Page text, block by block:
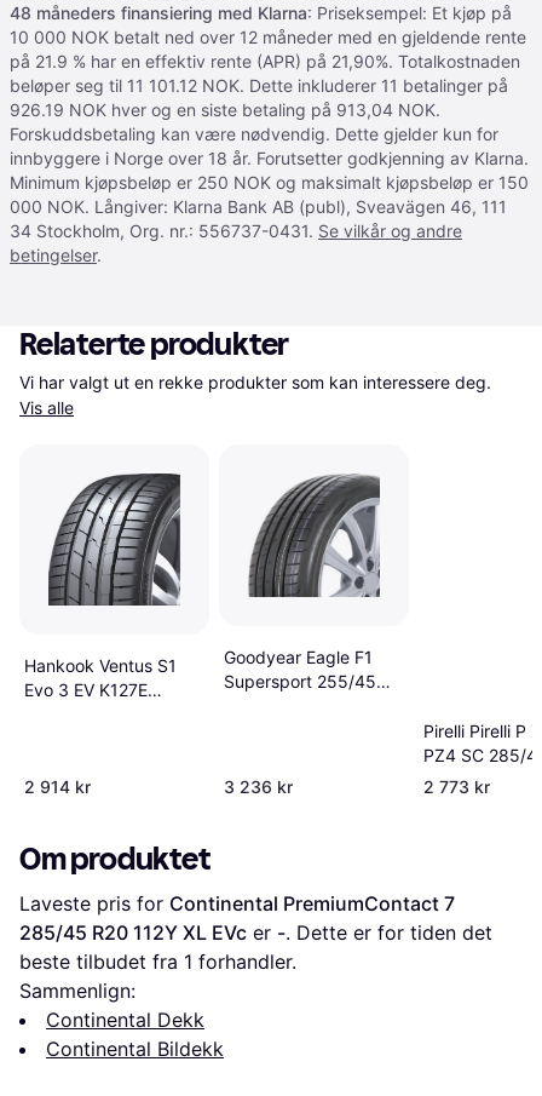
48 måneders finansiering med Klarna: Priseksempel: Et kjøp på
10 000 NOK betalt ned over 12 måneder med en gjeldende rente
på 21.9 % har en effektiv rente (APR) på 21,90%. Totalkostnaden
beløper seg til 11 101.12 NOK. Dette inkluderer 11 betalinger på
926.19 NOK hver og en siste betaling på 913,04 NOK.
Forskuddsbetaling kan være nødvendig. Dette gjelder kun for
innbyggere i Norge over 18 år. Forutsetter godkjenning av Klarna.
Minimum kjøpsbeløp er 250 NOK og maksimalt kjøpsbeløp er 150
000 NOK. Långiver: Klarna Bank AB (publ), Sveavägen 46, 111
34 Stockholm, Org. nr.: 556737-0431. Se vilkår og andre
betingelser.
Relaterte produkter
Vis alle
Hankook Ventus S1
Evo 3 EV K127E
2 914 kr
Goodyear Eagle F1
Supersport 255/45
3 236 kr
Pirelli Pirelli P
PZ4 SC 285/
112Y XL AO1
2 773 kr
Om produktet
Laveste pris for Continental PremiumContact 7
285/45 R20 112Y XL EVc er -. Dette er for tiden det
beste tilbudet fra 1 forhandler.
Sammenlign:
Continental Dekk
Continental Bildekk